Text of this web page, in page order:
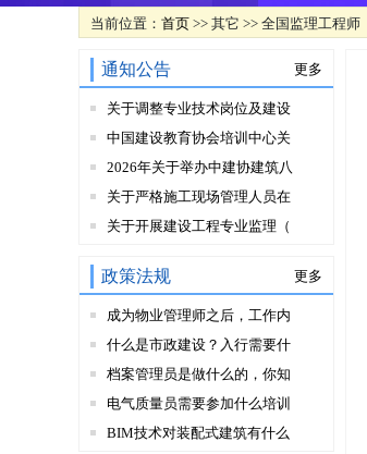
当前位置： 首页 >> 其它 >> 全国监理工程师
通知公告 更多
关于调整专业技术岗位及建设
中国建设教育协会培训中心关
2026年关于举办中建协建筑八
关于严格施工现场管理人员在
关于开展建设工程专业监理（
政策法规 更多
成为物业管理师之后，工作内
什么是市政建设？入行需要什
档案管理员是做什么的，你知
电气质量员需要参加什么培训
BIM技术对装配式建筑有什么